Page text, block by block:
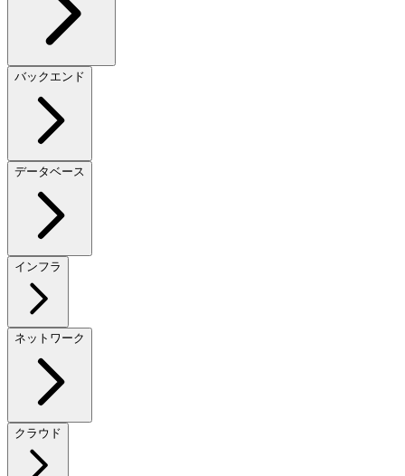
バックエンド
データベース
インフラ
ネットワーク
クラウド